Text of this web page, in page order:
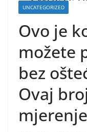
UNCATEGORIZED
Ovo je
možete
bez
Ovaj
mjerenje